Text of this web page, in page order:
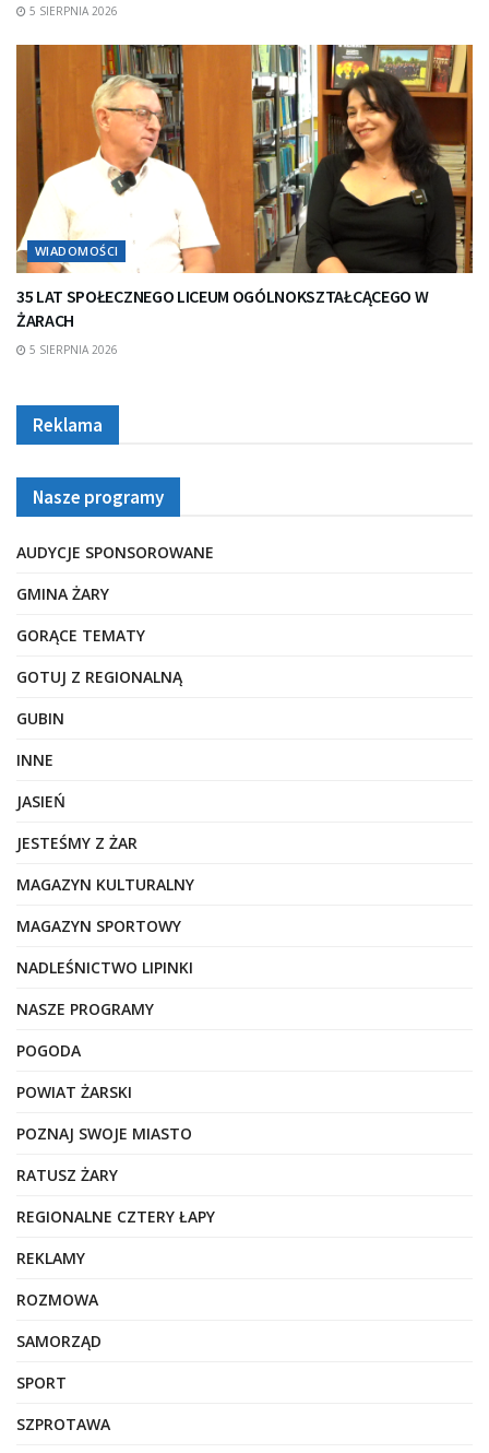
5 SIERPNIA 2026
WIADOMOŚCI
35 LAT SPOŁECZNEGO LICEUM OGÓLNOKSZTAŁCĄCEGO W
ŻARACH
5 SIERPNIA 2026
Reklama
Nasze programy
AUDYCJE SPONSOROWANE
GMINA ŻARY
GORĄCE TEMATY
GOTUJ Z REGIONALNĄ
GUBIN
INNE
JASIEŃ
JESTEŚMY Z ŻAR
MAGAZYN KULTURALNY
MAGAZYN SPORTOWY
NADLEŚNICTWO LIPINKI
NASZE PROGRAMY
POGODA
POWIAT ŻARSKI
POZNAJ SWOJE MIASTO
RATUSZ ŻARY
REGIONALNE CZTERY ŁAPY
REKLAMY
ROZMOWA
SAMORZĄD
SPORT
SZPROTAWA